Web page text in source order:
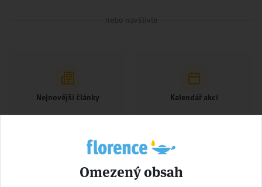
nebo navštivte
Nejnovější články Kalendář akcí
Omezený obsah